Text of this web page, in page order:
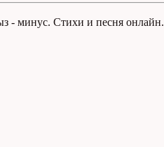
- минус. Стихи и песня онлайн.